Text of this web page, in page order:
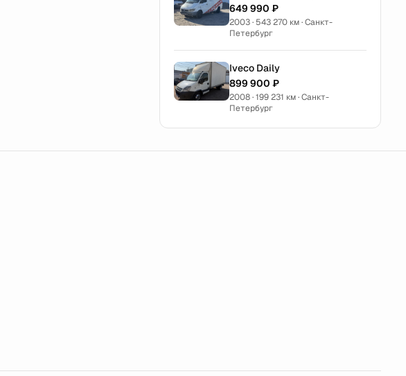
649 990 ₽
2003 · 543 270 км · Санкт-
Петербург
Iveco Daily
899 900 ₽
2008 · 199 231 км · Санкт-
Петербург